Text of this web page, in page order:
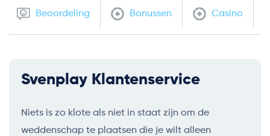
Beoordeling Bonussen Casino
Svenplay Klantenservice
Niets is zo klote als niet in staat zijn om de
weddenschap te plaatsen die je wilt alleen